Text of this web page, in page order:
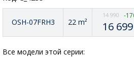
OSH-07FRH3 22 m²
14 990 -
16 699
Все модели этой серии: